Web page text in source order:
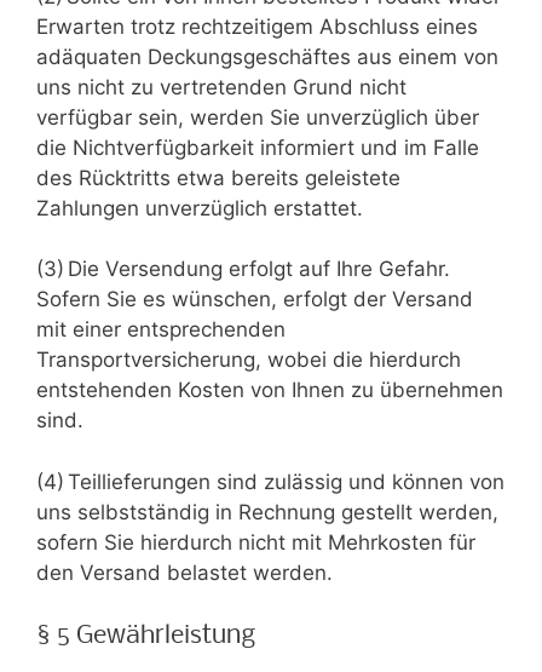
Erwarten trotz rechtzeitigem Abschluss eines
adäquaten Deckungsgeschäftes aus einem von
uns nicht zu vertretenden Grund nicht
verfügbar sein, werden Sie unverzüglich über
die Nichtverfügbarkeit informiert und im Falle
des Rücktritts etwa bereits geleistete
Zahlungen unverzüglich erstattet.
(3) Die Versendung erfolgt auf Ihre Gefahr.
Sofern Sie es wünschen, erfolgt der Versand
mit einer entsprechenden
Transportversicherung, wobei die hierdurch
entstehenden Kosten von Ihnen zu übernehmen
sind.
(4) Teillieferungen sind zulässig und können von
uns selbstständig in Rechnung gestellt werden,
sofern Sie hierdurch nicht mit Mehrkosten für
den Versand belastet werden.
§ 5 Gewährleistung